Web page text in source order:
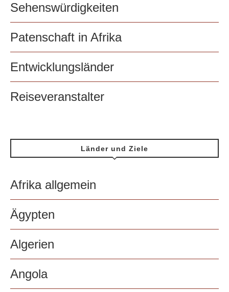
Sehenswürdigkeiten
Patenschaft in Afrika
Entwicklungsländer
Reiseveranstalter
Länder und Ziele
Afrika allgemein
Ägypten
Algerien
Angola